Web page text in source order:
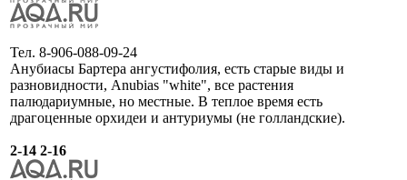
Тел. 8-906-088-09-24
Анубиасы Бартера ангустифолия, есть старые виды и
разновидности, Anubias "white", все растения
палюдариумные, но местные. В теплое время есть
драгоценные орхидеи и антуриумы (не голландские).
2-14 2-16